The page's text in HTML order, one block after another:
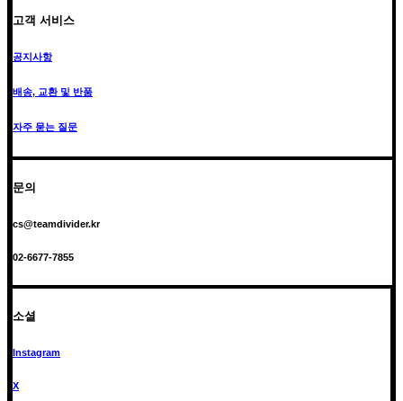
고객 서비스
공지사항
배송, 교환 및 반품
자주 묻는 질문
문의
cs@teamdivider.kr
02-6677-7855
소셜
Instagram
X